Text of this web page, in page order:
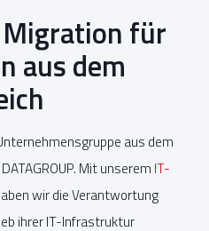
für
aus dem
aus dem
Mit unserem IT-
wir die Verantwortung
ihrer IT-Infrastruktur